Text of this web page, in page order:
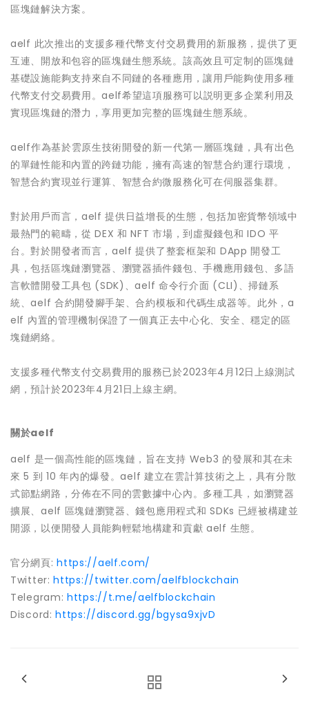
區塊鏈解決方案。
aelf 此次推出的支援多種代幣支付交易費用的新服務，提供了更
互連、開放和包容的區塊鏈生態系統。該高效且可定制的區塊鏈
基礎設施能夠支持來自不同鏈的各種應用，讓用戶能夠使用多種
代幣支付交易費用。aelf希望這項服務可以説明更多企業利用及
實現區塊鏈的潛力，享用更加完整的區塊鏈生態系統。
aelf作為基於雲原生技術開發的新一代第一層區塊鏈，具有出色
的單鏈性能和內置的跨鏈功能，擁有高速的智慧合約運行環境，
智慧合約實現並行運算、智慧合約微服務化可在伺服器集群。
對於用戶而言，aelf 提供日益增長的生態，包括加密貨幣領域中
最熱門的範疇，從 DEX 和 NFT 市場，到虛擬錢包和 IDO 平
台。對於開發者而言，aelf 提供了整套框架和 DApp 開發工
具，包括區塊鏈瀏覽器、瀏覽器插件錢包、手機應用錢包、多語
言軟體開發工具包 (SDK)、aelf 命令行介面 (CLI)、掃鏈系
統、aelf 合約開發腳手架、合約模板和代碼生成器等。此外，a
elf 內置的管理機制保證了一個真正去中心化、安全、穩定的區
塊鏈網絡。
支援多種代幣支付交易費用的服務已於2023年4月12日上線測試
網，預計於2023年4月21日上線主網。
關於aelf
aelf 是一個高性能的區塊鏈，旨在支持 Web3 的發展和其在未
來 5 到 10 年內的爆發。aelf 建立在雲計算技術之上，具有分散
式節點網路，分佈在不同的雲數據中心內。多種工具，如瀏覽器
擴展、aelf 區塊鏈瀏覽器、錢包應用程式和 SDKs 已經被構建並
開源，以便開發人員能夠輕鬆地構建和貢獻 aelf 生態。
官分網頁:https://aelf.com/
Twitter:https://twitter.com/aelfblockchain
Telegram: https://t.me/aelfblockchain
Discord:https://discord.gg/bgysa9xjvD